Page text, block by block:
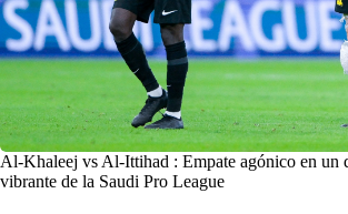
Al-Khaleej vs Al-Ittihad : Empate agónico en un
vibrante de la Saudi Pro League